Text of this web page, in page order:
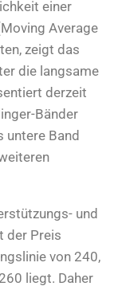
einer
Average
zeigt das
die langsame
derzeit
Bänder
untere Band
und
der Preis
von 240,
liegt. Daher